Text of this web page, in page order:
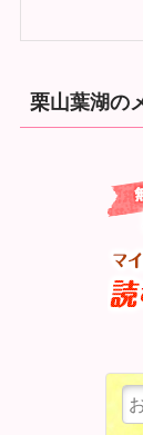
栗山葉湖の